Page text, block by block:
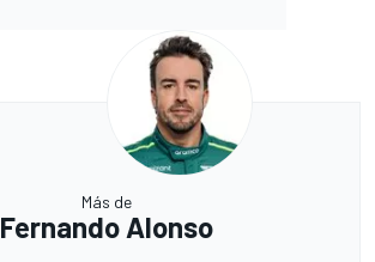
Más de
Fernando Alonso